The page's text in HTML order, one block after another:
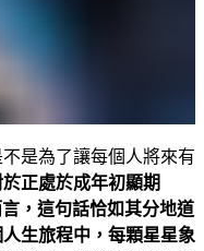
是為了讓每個人將來有
於正處於成年初顯期
，這句話恰如其分地道
生旅程中，每顆星星象